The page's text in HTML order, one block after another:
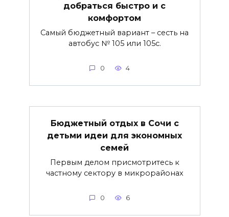
добраться быстро и с
комфортом
Самый бюджетный вариант – сесть на
автобус № 105 или 105с.
0 4
Бюджетный отдых в Сочи с
детьми идеи для экономных
семей
Первым делом присмотритесь к
частному сектору в микрорайонах
0 6